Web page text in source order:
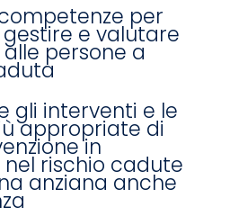
per
e valutare
alle persone a
gli interventi e le
appropriate di
in
rischio cadute
anziana anche